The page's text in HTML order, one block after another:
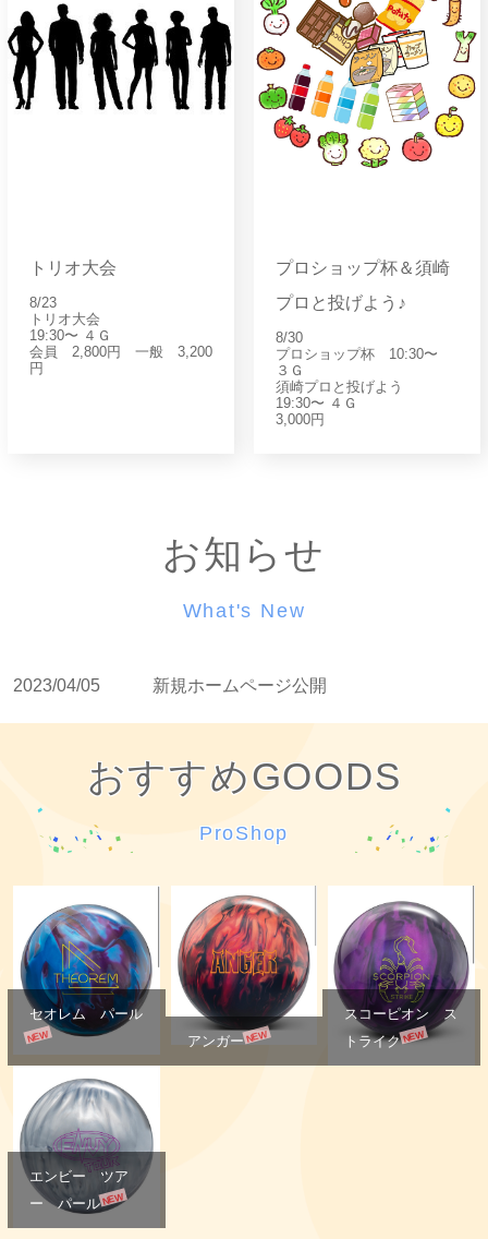
トリオ大会
8/23
トリオ大会
19:30〜 ４Ｇ
会員 2,800円 一般 3,200
円
プロショップ杯＆須崎
プロと投げよう♪
8/30
プロショップ杯 10:30〜
３Ｇ
須崎プロと投げよう
19:30〜 ４Ｇ
3,000円
お知らせ
What's New
2023/04/05 新規ホームページ公開
おすすめGOODS
ProShop
セオレム パール
NEW アンガーNEW
スコーピオン ス
トライクNEW
エンビー ツア
ー パールNEW